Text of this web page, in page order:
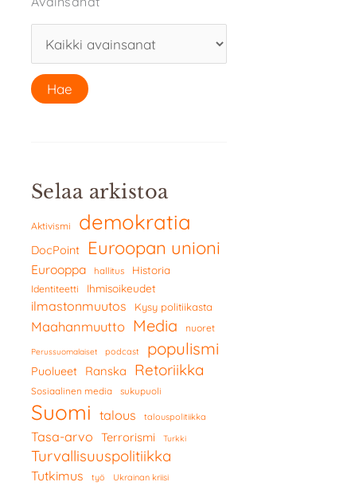
Selaa arkistoa
Aktivismi demokratia
DocPoint Euroopan unioni
Eurooppa hallitus Historia
Identiteetti Ihmisoikeudet
ilmastonmuutos Kysy politiikasta
Maahanmuutto Media nuoret
Perussuomalaiset podcast populismi
Puolueet Ranska Retoriikka
Sosiaalinen media sukupuoli
Suomi talous talouspolitiikka
Tasa-arvo Terrorismi Turkki
Turvallisuuspolitiikka
Tutkimus työ Ukrainan kriisi